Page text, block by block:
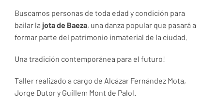
Buscamos personas de toda edad y condición para
bailar la jota de Baeza, una danza popular que pasará a
formar parte del patrimonio inmaterial de la ciudad.
Una tradición contemporánea para el futuro!
Taller realizado a cargo de Alcázar Fernández Mota,
Jorge Dutor y Guillem Mont de Palol.